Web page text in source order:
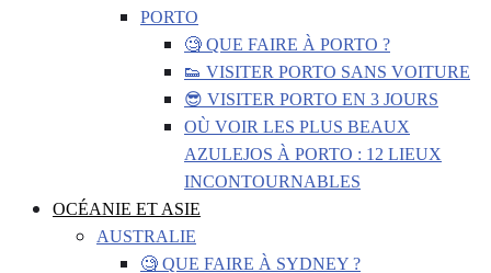
PORTO
🧐 QUE FAIRE À PORTO ?
👟 VISITER PORTO SANS VOITURE
😎 VISITER PORTO EN 3 JOURS
OÙ VOIR LES PLUS BEAUX
AZULEJOS À PORTO : 12 LIEUX
INCONTOURNABLES
OCÉANIE ET ASIE
AUSTRALIE
🧐 QUE FAIRE À SYDNEY ?